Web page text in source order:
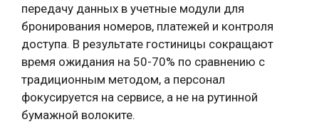
передачу данных в учетные модули для
бронирования номеров, платежей и контроля
доступа. В результате гостиницы сокращают
время ожидания на 50-70% по сравнению с
традиционным методом, а персонал
фокусируется на сервисе, а не на рутинной
бумажной волоките.